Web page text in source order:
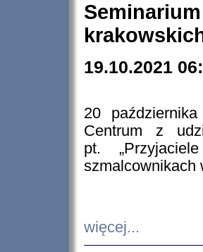
19.10.2021
20
Centrum z
pt.
szmalcownikach
więcej...